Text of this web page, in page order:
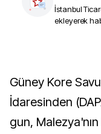
İstanbul
ekleyerek
Güney Kore Savunma Tedarik Programları
İdaresinden
gun,